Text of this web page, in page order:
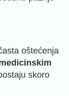
oštećenja
skoro